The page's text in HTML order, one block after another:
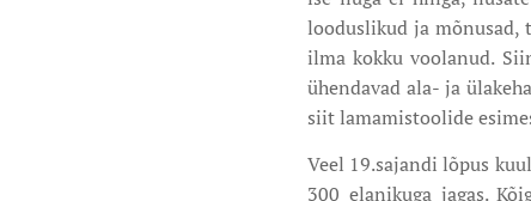
looduslikud ja mõnusad,
ilma kokku voolanud.
ühendavad ala- ja
siit lamamistoolide
Veel 19.sajandi lõpus
300 elanikuga jagas.